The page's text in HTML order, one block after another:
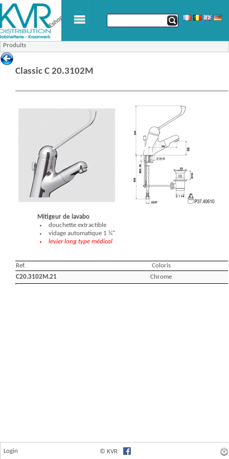
Produits
Login © KVR